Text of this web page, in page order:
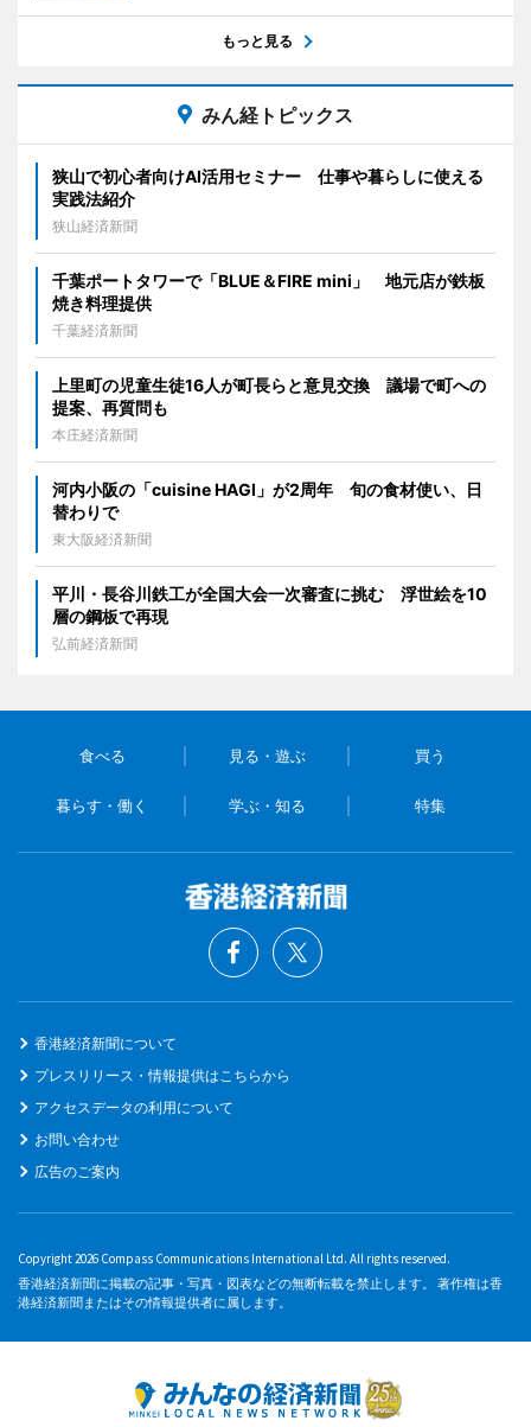
もっと見る
みん経トピックス
狭山で初心者向けAI活用セミナー 仕事や暮らしに使える
実践法紹介
狭山経済新聞
千葉ポートタワーで「BLUE＆FIRE mini」 地元店が鉄板
焼き料理提供
千葉経済新聞
上里町の児童生徒16人が町長らと意見交換 議場で町への
提案、再質問も
本庄経済新聞
河内小阪の「cuisine HAGI」が2周年 旬の食材使い、日
替わりで
東大阪経済新聞
平川・長谷川鉄工が全国大会一次審査に挑む 浮世絵を10
層の鋼板で再現
弘前経済新聞
食べる 見る・遊ぶ 買う
暮らす・働く 学ぶ・知る 特集
香港経済新聞について
プレスリリース・情報提供はこちらから
アクセスデータの利用について
お問い合わせ
広告のご案内
Copyright 2026 Compass Communications International Ltd. All rights reserved.
香港経済新聞に掲載の記事・写真・図表などの無断転載を禁止します。 著作権は香
港経済新聞またはその情報提供者に属します。